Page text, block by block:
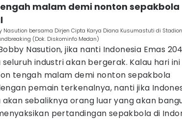
malam demi nonton sepakbola
Nasution bersama Dirjen Cipta Karya Diana Kusumastuti di
(Dok. Diskominfo Medan)
Nasution, jika nanti Indonesia Emas
industri akan bergerak. Kalau hari
tengah malam demi nonton sepakbola
pemain terkenalnya, nanti jika
sebaliknya orang luar yang akan
pertandingan sepakbola di